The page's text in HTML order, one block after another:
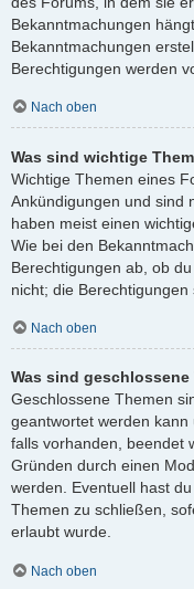
Bekanntmachungen
Bekanntmachungen
Berechtigungen werden
Nach oben
Was sind wichtige
Wichtige Themen eines
Ankündigungen und sind
haben meist einen
Wie bei den
Berechtigungen ab, ob
nicht; die Berechtigungen
Nach oben
Was sind geschlossene
Geschlossene Themen
geantwortet werden
falls vorhanden, beendet
Gründen durch einen
werden. Eventuell hast
Themen zu schließen,
erlaubt wurde.
Nach oben